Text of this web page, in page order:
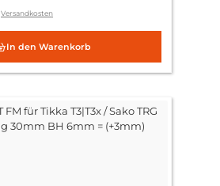
Versandkosten
In den Warenkorb